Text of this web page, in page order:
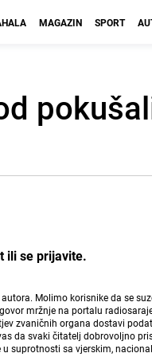
MAGAZIN SPORT
ili se prijavite.
Molimo korisnike da se
mržnje na portalu
zvaničnih organa dostavi
da svaki čitatelj dobrovoljno
suprotnosti sa vjerskim,